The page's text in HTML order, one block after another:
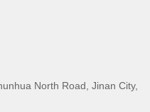
North Road, Jinan City,